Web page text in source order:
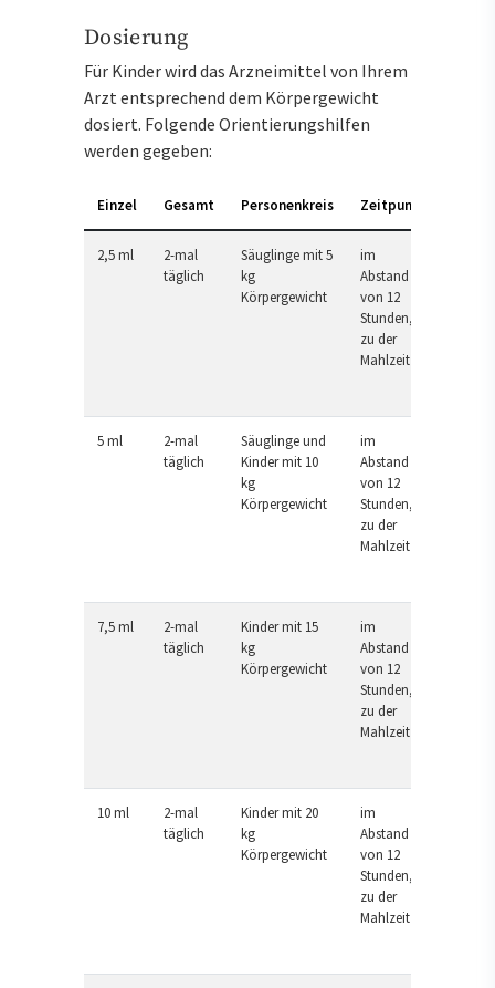
Dosierung
Für Kinder wird das Arzneimittel von Ihrem
Arzt entsprechend dem Körpergewicht
dosiert. Folgende Orientierungshilfen
werden gegeben:
Einzel Gesamt Personenkreis Zeitpunkt
2,5 ml
2-mal
täglich
Säuglinge mit 5
kg
Körpergewicht
im
Abstand
von 12
Stunden,
zu der
Mahlzeit
5 ml
2-mal
täglich
Säuglinge und
Kinder mit 10
kg
Körpergewicht
im
Abstand
von 12
Stunden,
zu der
Mahlzeit
7,5 ml
2-mal
täglich
Kinder mit 15
kg
Körpergewicht
im
Abstand
von 12
Stunden,
zu der
Mahlzeit
10 ml
2-mal
täglich
Kinder mit 20
kg
Körpergewicht
im
Abstand
von 12
Stunden,
zu der
Mahlzeit